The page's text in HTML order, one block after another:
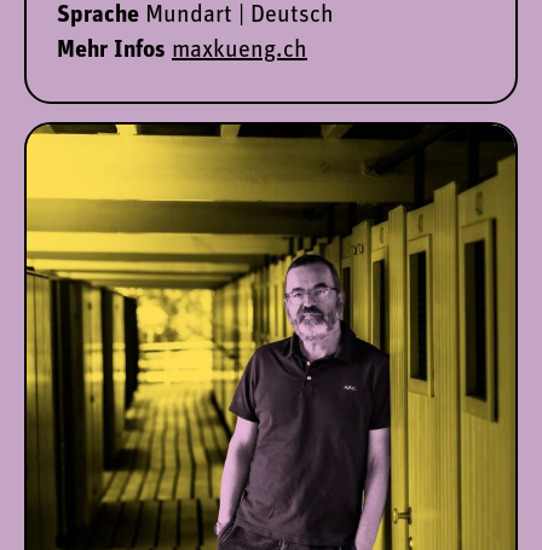
Sprache Mundart | Deutsch
Mehr Infos maxkueng.ch